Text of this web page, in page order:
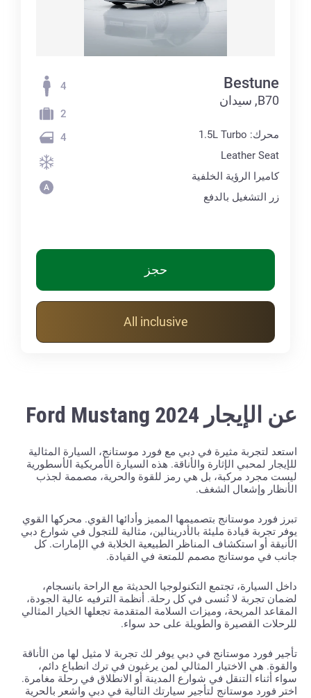
Bestune
B70, سيدان
محرك: 1.5L Turbo
Leather Seat
كاميرا الرؤية الخلفية
زر التشغيل بالدفع
4
2
4
حجز
All inclusive
عن الإيجار Ford Mustang 2024
استعد لتجربة مثيرة في دبي مع فورد موستانج، السيارة المثالية
للإيجار لمحبي الإثارة والأناقة. هذه السيارة الأمريكية الأسطورية
ليست مجرد مركبة، بل هي رمز للقوة والحرية، مصممة لجذب
الأنظار وإشعال الشغف.
تبرز فورد موستانج بتصميمها المميز وأدائها القوي. محركها القوي
يوفر تجربة قيادة مليئة بالأدرينالين، مثالية للتجول في شوارع دبي
الأنيقة أو استكشاف المناظر الطبيعية الخلابة في الإمارات. كل
جانب في موستانج مصمم للمتعة في القيادة.
داخل السيارة، تجتمع التكنولوجيا الحديثة مع الراحة بانسجام،
لضمان تجربة لا تُنسى في كل رحلة. أنظمة الترفيه عالية الجودة،
المقاعد المريحة، وميزات السلامة المتقدمة تجعلها الخيار المثالي
للرحلات القصيرة والطويلة على حد سواء.
تأجير فورد موستانج في دبي يوفر لك تجربة لا مثيل لها من الأناقة
والقوة. هي الاختيار المثالي لمن يرغبون في ترك انطباع دائم،
سواء أثناء التنقل في شوارع المدينة أو الانطلاق في رحلة مغامرة.
اختر فورد موستانج لتأجير سيارتك التالية في دبي واشعر بالحرية